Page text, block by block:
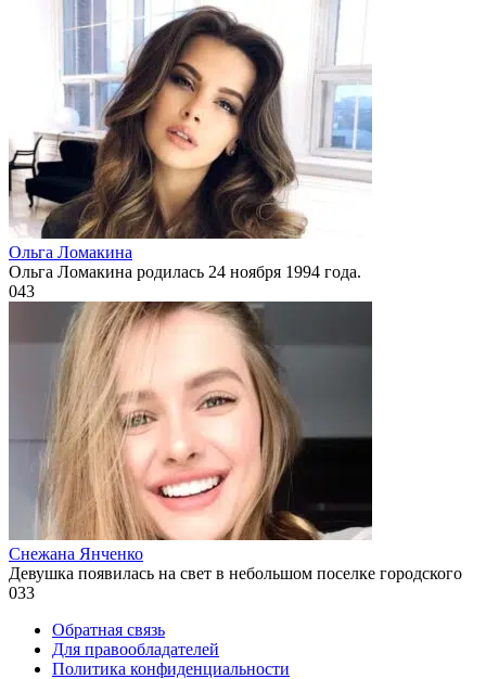
Ольга Ломакина
Ольга Ломакина родилась 24 ноября 1994 года.
043
Снежана Янченко
Девушка появилась на свет в небольшом поселке городского
033
Обратная связь
Для правообладателей
Политика конфиденциальности